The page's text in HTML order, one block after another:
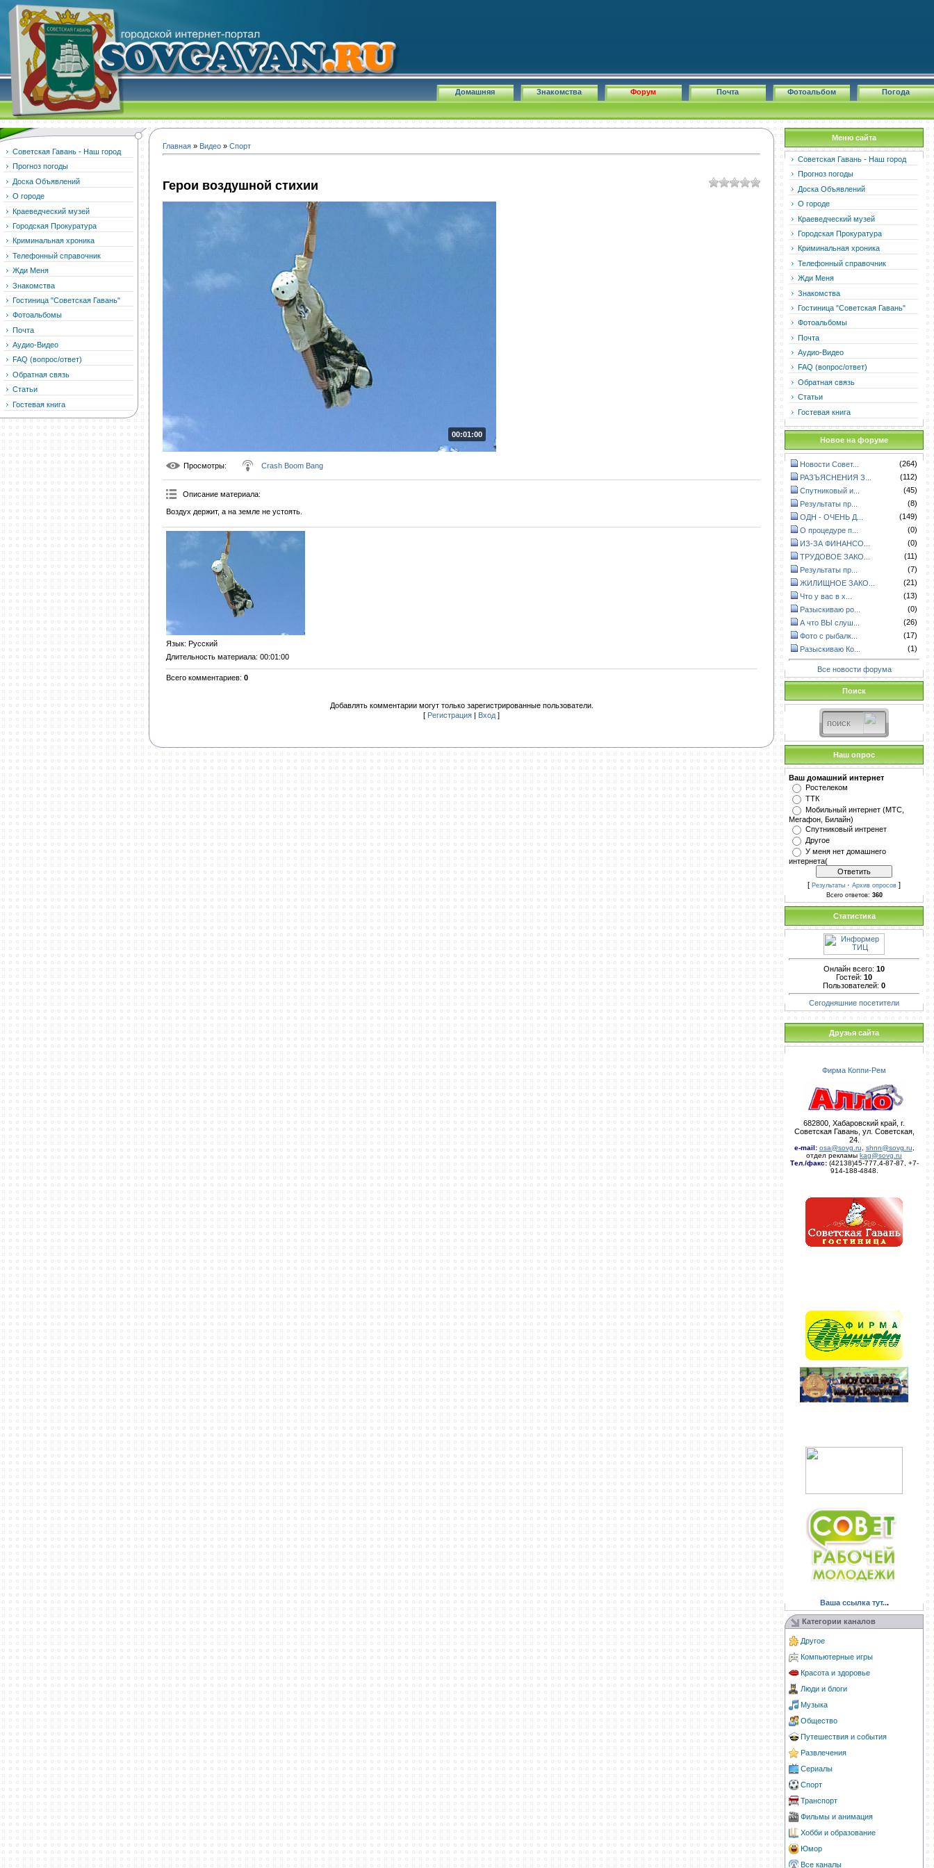
Погода
Фотоальбом
Почта
Форум
Знакомства
Домашняя
Советская Гавань - Наш город
Прогноз погоды
Доска Объявлений
О городе
Краеведческий музей
Городская Прокуратура
Криминальная хроника
Телефонный справочник
Жди Меня
Знакомства
Гостиница "Советская Гавань"
Фотоальбомы
Почта
Аудио-Видео
FAQ (вопрос/ответ)
Обратная связь
Статьи
Гостевая книга
Главная » Видео » Спорт
Герои воздушной стихии
00:01:00
Просмотры: Crash Boom Bang
Описание материала:
Воздух держит, а на земле не устоять.
Язык: Русский
Длительность материала: 00:01:00
Всего комментариев: 0
Добавлять комментарии могут только зарегистрированные пользователи.
[ Регистрация | Вход ]
Меню сайта
Советская Гавань - Наш город
Прогноз погоды
Доска Объявлений
О городе
Краеведческий музей
Городская Прокуратура
Криминальная хроника
Телефонный справочник
Жди Меня
Знакомства
Гостиница "Советская Гавань"
Фотоальбомы
Почта
Аудио-Видео
FAQ (вопрос/ответ)
Обратная связь
Статьи
Гостевая книга
Новое на форуме
Новости Совет...
(264)
РАЗЪЯСНЕНИЯ З...
(112)
Спутниковый и...
(45)
Результаты пр...
(8)
ОДН - ОЧЕНЬ Д...
(149)
О процедуре п...
(0)
ИЗ-ЗА ФИНАНСО...
(0)
ТРУДОВОЕ ЗАКО...
(11)
Результаты пр...
(7)
ЖИЛИЩНОЕ ЗАКО...
(21)
Что у вас в х...
(13)
Разыскиваю ро...
(0)
А что ВЫ слуш...
(26)
Фото с рыбалк...
(17)
Разыскиваю Ко...
(1)
Все новости форума
Поиск
Наш опрос
Ваш домашний интернет
Ростелеком
ТТК
Мобильный интернет (МТС,
Мегафон, Билайн)
Спутниковый интренет
Другое
У меня нет домашнего
интернета(
[ Результаты · Архив опросов ]
Всего ответов: 360
Статистика
Онлайн всего: 10
Гостей: 10
Пользователей: 0
Сегодняшние посетители
Друзья сайта
Фирма Коппи-Рем
682800, Хабаровский край, г.
Советская Гавань, ул. Советская,
24.
e-mail: osa@sovg.ru shnn@sovg.ru
отдел рекламы kag@sovg.ru
Тел./факс:(42138)45-777,4-87-87, +7-
914-188-4848.
Ваша ссылка тут...
Категории каналов
Другое
Компьютерные игры
Красота и здоровье
Люди и блоги
Музыка
Общество
Путешествия и события
Развлечения
Сериалы
Спорт
Транспорт
Фильмы и анимация
Хобби и образование
Юмор
Все каналы